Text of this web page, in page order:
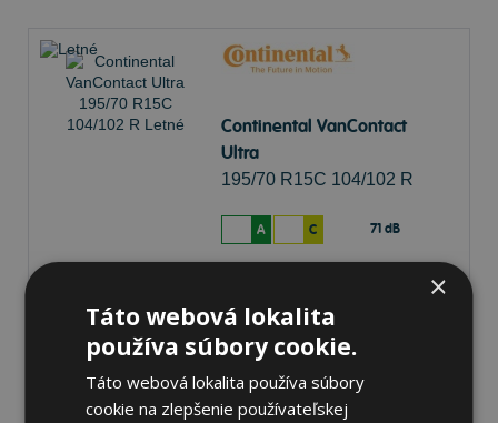
Continental VanContact
Ultra
195/70 R15C 104/102 R
A C 71 dB
K odberu na 17 pobočkách
112,60 € ks
×
Táto webová lokalita
používa súbory cookie.
Táto webová lokalita používa súbory
cookie na zlepšenie používateľskej